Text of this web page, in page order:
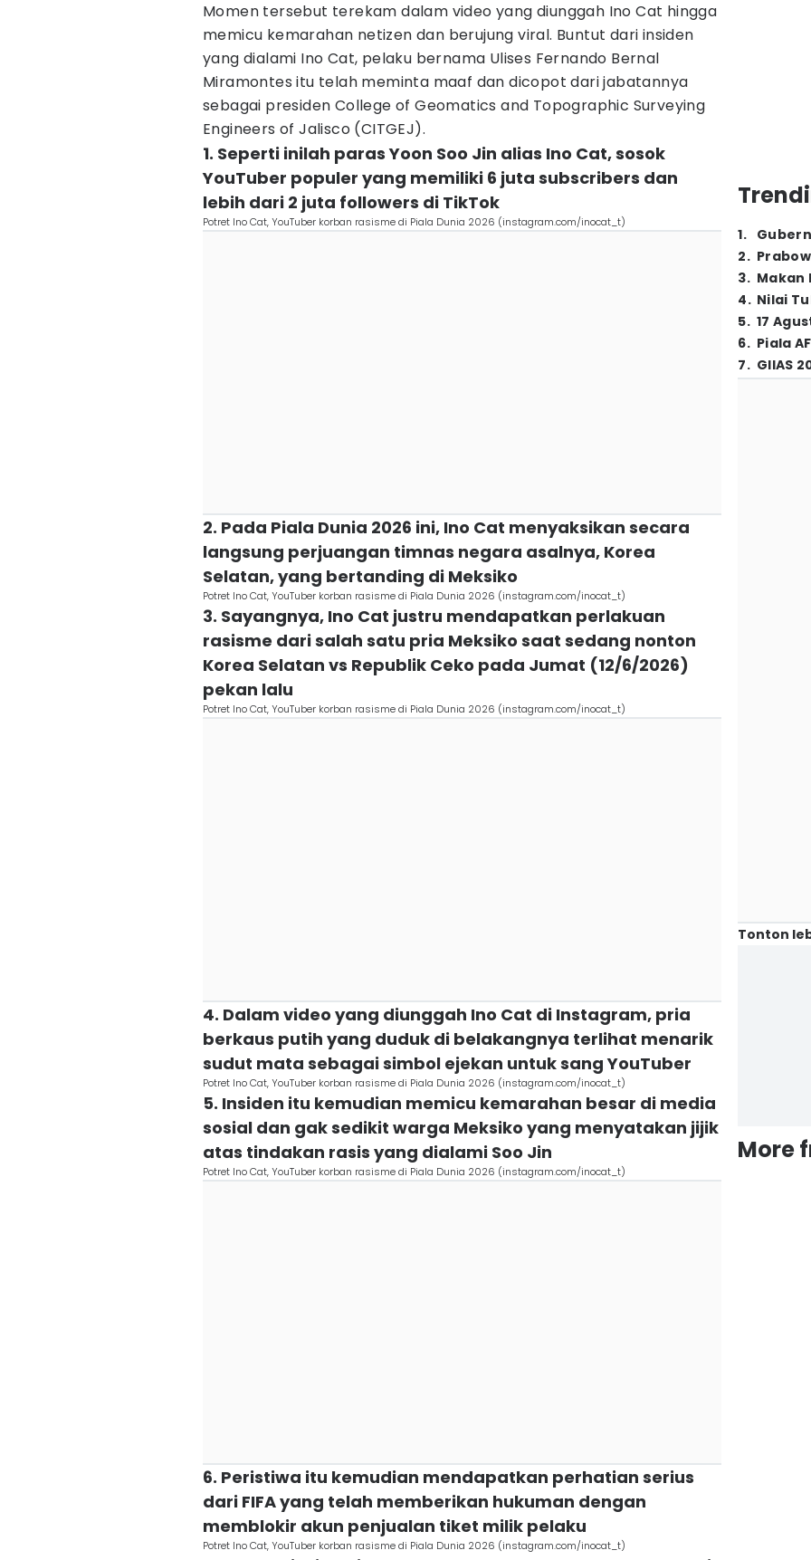
Momen tersebut terekam dalam video yang diunggah Ino Cat hingga
memicu kemarahan netizen dan berujung viral. Buntut dari insiden
yang dialami Ino Cat, pelaku bernama Ulises Fernando Bernal
Miramontes itu telah meminta maaf dan dicopot dari jabatannya
sebagai presiden College of Geomatics and Topographic Surveying
Engineers of Jalisco (CITGEJ).
1. Seperti inilah paras Yoon Soo Jin alias Ino Cat, sosok
YouTuber populer yang memiliki 6 juta subscribers dan
lebih dari 2 juta followers di TikTok
Potret Ino Cat, YouTuber korban rasisme di Piala Dunia 2026 (instagram.com/inocat_t)
2. Pada Piala Dunia 2026 ini, Ino Cat menyaksikan secara
langsung perjuangan timnas negara asalnya, Korea
Selatan, yang bertanding di Meksiko
Potret Ino Cat, YouTuber korban rasisme di Piala Dunia 2026 (instagram.com/inocat_t)
3. Sayangnya, Ino Cat justru mendapatkan perlakuan
rasisme dari salah satu pria Meksiko saat sedang nonton
Korea Selatan vs Republik Ceko pada Jumat (12/6/2026)
pekan lalu
Potret Ino Cat, YouTuber korban rasisme di Piala Dunia 2026 (instagram.com/inocat_t)
4. Dalam video yang diunggah Ino Cat di Instagram, pria
berkaus putih yang duduk di belakangnya terlihat menarik
sudut mata sebagai simbol ejekan untuk sang YouTuber
Potret Ino Cat, YouTuber korban rasisme di Piala Dunia 2026 (instagram.com/inocat_t)
5. Insiden itu kemudian memicu kemarahan besar di media
sosial dan gak sedikit warga Meksiko yang menyatakan jijik
atas tindakan rasis yang dialami Soo Jin
Potret Ino Cat, YouTuber korban rasisme di Piala Dunia 2026 (instagram.com/inocat_t)
6. Peristiwa itu kemudian mendapatkan perhatian serius
dari FIFA yang telah memberikan hukuman dengan
memblokir akun penjualan tiket milik pelaku
Potret Ino Cat, YouTuber korban rasisme di Piala Dunia 2026 (instagram.com/inocat_t)
1.
2.
3. Makan
4. Nilai
5. 17
6. Piala
7. GIIAS
Tonton
More